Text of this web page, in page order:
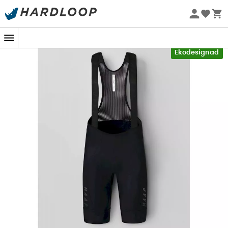
Sommarerbjudanden 🔥 -5 % EXTRA vid köp av 2 produkter*
Ekodesignad